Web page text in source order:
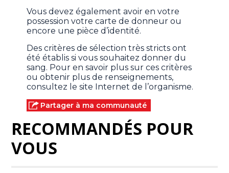
Vous devez également avoir en votre
possession votre carte de donneur ou
encore une pièce d’identité.
Des critères de sélection très stricts ont
été établis si vous souhaitez donner du
sang. Pour en savoir plus sur ces critères
ou obtenir plus de renseignements,
consultez le site Internet de l’organisme.
Partager à ma communauté
RECOMMANDÉS POUR
VOUS